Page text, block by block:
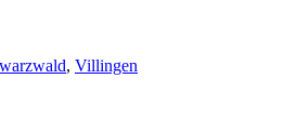
, Villingen